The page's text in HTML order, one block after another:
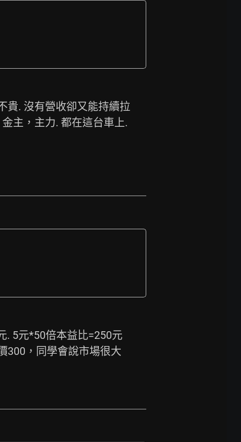
貴. 沒有營收卻又能持續拉
主，主力. 都在這台車上.
. 5元*50倍本益比=250元
300，同學會說市場很大